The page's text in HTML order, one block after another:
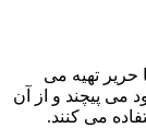
تهیه می
می پیچند و از آن
می کنند.